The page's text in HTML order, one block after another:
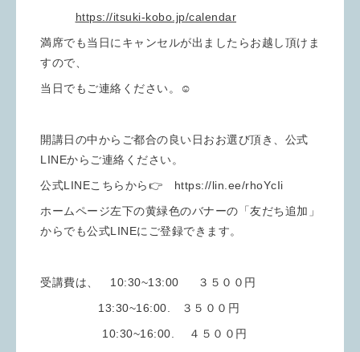
https://itsuki-kobo.jp/calendar
満席でも当日にキャンセルが出ましたらお越し頂けま
すので、
当日でもご連絡ください。☺️
開講日の中からご都合の良い日おお選び頂き、公式
LINEからご連絡ください。
公式LINEこちらから👉 https://lin.ee/rhoYcIi
ホームページ左下の黄緑色のバナーの「友だち追加」
からでも公式LINEにご登録できます。
受講費は、 10:30~13:00 ３５００円
13:30~16:00. ３５００円
10:30~16:00. ４５００円